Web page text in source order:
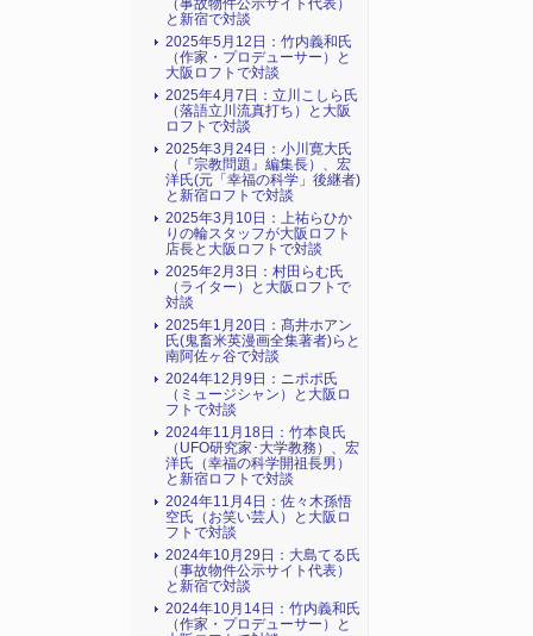
（事故物件公示サイト代表）
と新宿で対談
2025年5月12日：竹内義和氏
（作家・プロデューサー）と
大阪ロフトで対談
2025年4月7日：立川こしら氏
（落語立川流真打ち）と大阪
ロフトで対談
2025年3月24日：小川寛大氏
（『宗教問題』編集長）、宏
洋氏(元「幸福の科学」後継者)
と新宿ロフトで対談
2025年3月10日：上祐らひか
りの輪スタッフが大阪ロフト
店長と大阪ロフトで対談
2025年2月3日：村田らむ氏
（ライター）と大阪ロフトで
対談
2025年1月20日：髙井ホアン
氏(鬼畜米英漫画全集著者)らと
南阿佐ヶ谷で対談
2024年12月9日：ニポポ氏
（ミュージシャン）と大阪ロ
フトで対談
2024年11月18日：竹本良氏
（UFO研究家･大学教務）、宏
洋氏（幸福の科学開祖長男）
と新宿ロフトで対談
2024年11月4日：佐々木孫悟
空氏（お笑い芸人）と大阪ロ
フトで対談
2024年10月29日：大島てる氏
（事故物件公示サイト代表）
と新宿で対談
2024年10月14日：竹内義和氏
（作家・プロデューサー）と